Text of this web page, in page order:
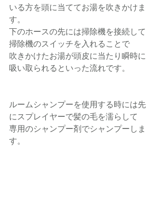
いる方を頭に当ててお湯を吹きかけま
す。
下のホースの先には掃除機を接続して
掃除機のスイッチを入れることで
吹きかけたお湯が頭皮に当たり瞬時に
吸い取られるといった流れです。
ルームシャンプーを使用する時には先
にスプレイヤーで髪の毛を濡らして
専用のシャンプー剤でシャンプーしま
す。